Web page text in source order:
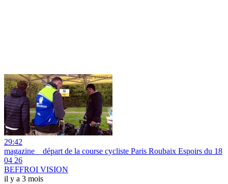
29:42
magazine _ départ de la course cycliste Paris Roubaix Espoirs du 18
04 26
BEFFROI VISION
il y a 3 mois